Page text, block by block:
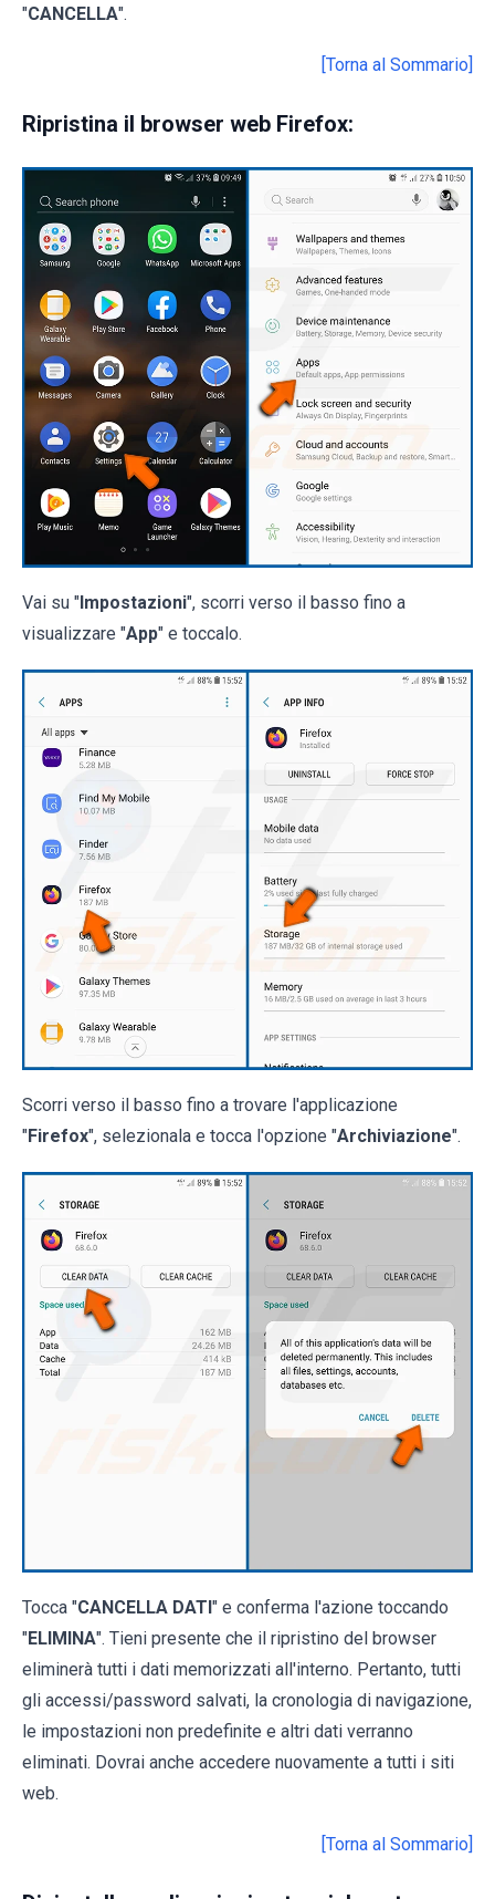
"CANCELLA".
[Torna al Sommario]
Ripristina il browser web Firefox:
Vai su "Impostazioni", scorri verso il basso fino a
visualizzare "App" e toccalo.
Scorri verso il basso fino a trovare l'applicazione
"Firefox", selezionala e tocca l'opzione "Archiviazione".
Tocca "CANCELLA DATI" e conferma l'azione toccando
"ELIMINA". Tieni presente che il ripristino del browser
eliminerà tutti i dati memorizzati all'interno. Pertanto, tutti
gli accessi/password salvati, la cronologia di navigazione,
le impostazioni non predefinite e altri dati verranno
eliminati. Dovrai anche accedere nuovamente a tutti i siti
web.
[Torna al Sommario]